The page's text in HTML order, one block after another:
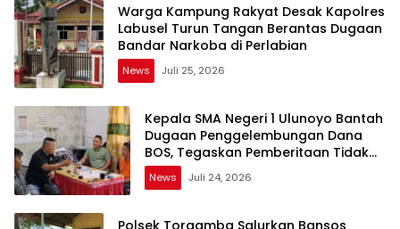
Warga Kampung Rakyat Desak Kapolres
Labusel Turun Tangan Berantas Dugaan
Bandar Narkoba di Perlabian
News Juli 25, 2026
Kepala SMA Negeri 1 Ulunoyo Bantah
Dugaan Penggelembungan Dana
BOS, Tegaskan Pemberitaan Tidak
Benar
News Juli 24, 2026